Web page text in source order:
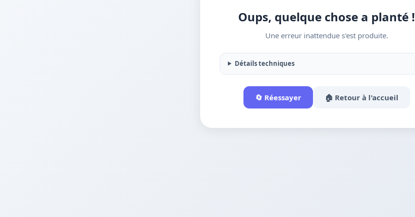
Oups, quelque chose a planté !
Une erreur inattendue s'est produite.
Détails techniques
🔄 Réessayer 🏠 Retour à l'accueil